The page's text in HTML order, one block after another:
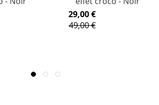
29,00 €
49,00 €